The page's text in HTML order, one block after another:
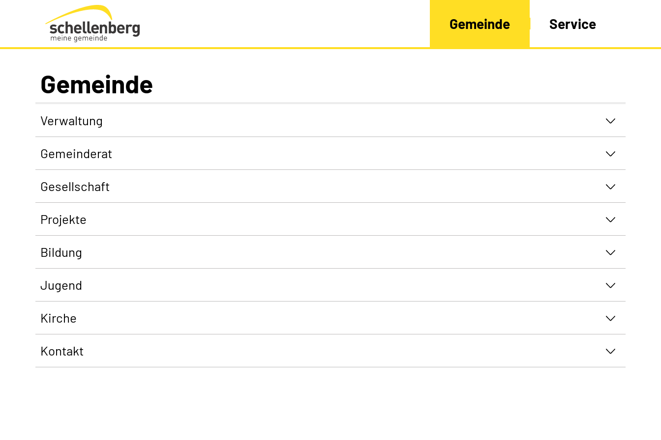
Gemeinde Schellenberg Startseite
Gemeinde Service
Gemeinde
Verwaltung
Gemeinderat
Gesellschaft
Projekte
Bildung
Jugend
Kirche
Kontakt